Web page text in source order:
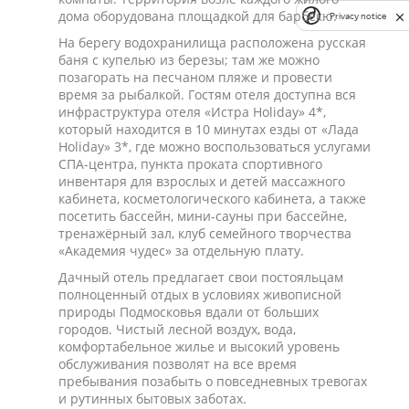
дома оборудована площадкой для барбекю.
На берегу водохранилища расположена русская
баня с купелью из березы; там же можно
позагорать на песчаном пляже и провести
время за рыбалкой. Гостям отеля доступна вся
инфраструктура отеля «Истра Holiday» 4*,
который находится в 10 минутах езды от «Лада
Holiday» 3*, где можно воспользоваться услугами
СПА-центра, пункта проката спортивного
инвентаря для взрослых и детей массажного
кабинета, косметологического кабинета, а также
посетить бассейн, мини-сауны при бассейне,
тренажёрный зал, клуб семейного творчества
«Академия чудес» за отдельную плату.
Дачный отель предлагает свои постояльцам
полноценный отдых в условиях живописной
природы Подмосковья вдали от больших
городов. Чистый лесной воздух, вода,
комфортабельное жилье и высокий уровень
обслуживания позволят на все время
пребывания позабыть о повседневных тревогах
и рутинных бытовых заботах.
Privacy notice